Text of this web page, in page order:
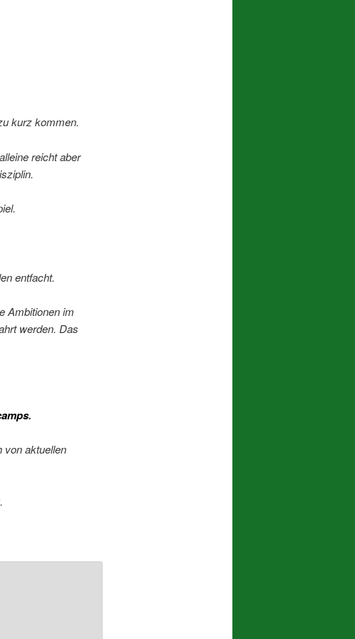
kurz kommen.
reicht aber
entfacht.
Ambitionen im
werden. Das
.
von aktuellen